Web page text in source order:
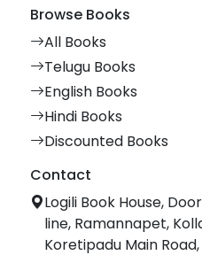
Browse Books
All Books
Telugu Books
English Books
Hindi Books
Discounted Books
Contact
Logili Book House,
line, Ramannapet,
Koretipadu Main